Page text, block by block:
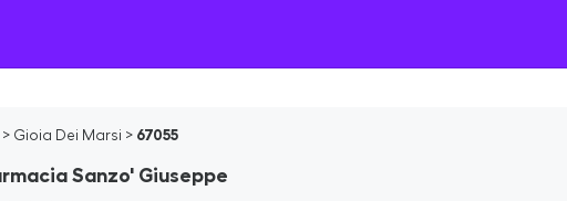
> Gioia Dei Marsi > 67055
Sanzo' Giuseppe